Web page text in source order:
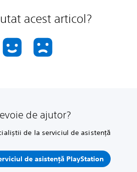
acest articol?
de ajutor?
de la serviciul de asistență
de asistență PlayStation